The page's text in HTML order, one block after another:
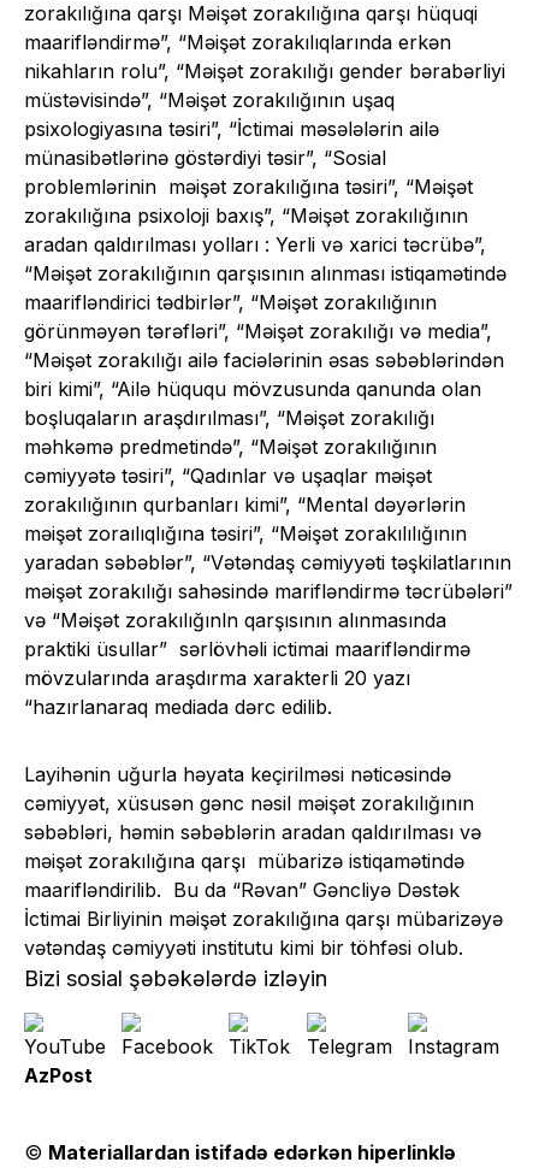
zorakılığına qarşı Məişət zorakılığına qarşı hüquqi
maarifləndirmə”, “Məişət zorakılıqlarında erkən
nikahların rolu”, “Məişət zorakılığı gender bərabərliyi
müstəvisində”, “Məişət zorakılığının uşaq
psixologiyasına təsiri”, “İctimai məsələlərin ailə
münasibətlərinə göstərdiyi təsir”, “Sosial
problemlərinin məişət zorakılığına təsiri”, “Məişət
zorakılığına psixoloji baxış”, “Məişət zorakılığının
aradan qaldırılması yolları : Yerli və xarici təcrübə”,
“Məişət zorakılığının qarşısının alınması istiqamətində
maarifləndirici tədbirlər”, “Məişət zorakılığının
görünməyən tərəfləri”, “Məişət zorakılığı və media”,
“Məişət zorakılığı ailə faciələrinin əsas səbəblərindən
biri kimi”, “Ailə hüququ mövzusunda qanunda olan
boşluqaların araşdırılması”, “Məişət zorakılığı
məhkəmə predmetində”, “Məişət zorakılığının
cəmiyyətə təsiri”, “Qadınlar və uşaqlar məişət
zorakılığının qurbanları kimi”, “Mental dəyərlərin
məişət zoraılıqlığına təsiri”, “Məişət zorakılılığının
yaradan səbəblər”, “Vətəndaş cəmiyyəti təşkilatlarının
məişət zorakılığı sahəsində marifləndirmə təcrübələri”
və “Məişət zorakılığınln qarşısının alınmasında
praktiki üsullar” sərlövhəli ictimai maarifləndirmə
mövzularında araşdırma xarakterli 20 yazı
“hazırlanaraq mediada dərc edilib.
Layihənin uğurla həyata keçirilməsi nəticəsində
cəmiyyət, xüsusən gənc nəsil məişət zorakılığının
səbəbləri, həmin səbəblərin aradan qaldırılması və
məişət zorakılığına qarşı mübarizə istiqamətində
maarifləndirilib. Bu da “Rəvan” Gəncliyə Dəstək
İctimai Birliyinin məişət zorakılığına qarşı mübarizəyə
vətəndaş cəmiyyəti institutu kimi bir töhfəsi olub.
Bizi sosial şəbəkələrdə izləyin
AzPost
© Materiallardan istifadə edərkən hiperlinklə